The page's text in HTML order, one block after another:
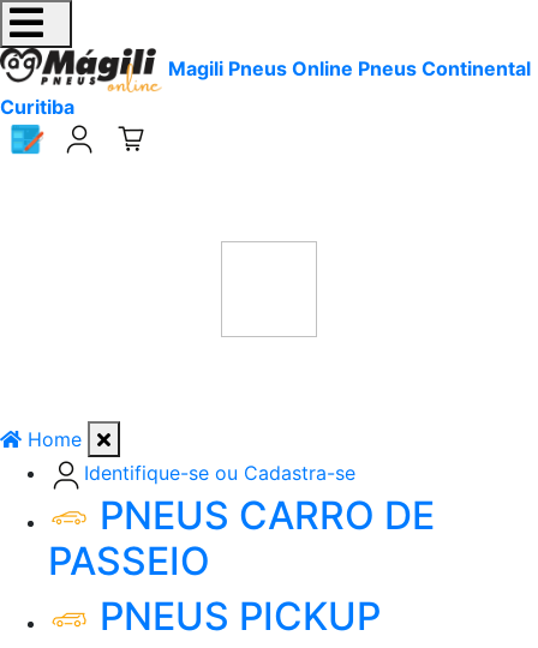
Magili Pneus Online Pneus Continental
Curitiba
Home
Identifique-se ou Cadastra-se
PNEUS CARRO DE
PASSEIO
PNEUS PICKUP